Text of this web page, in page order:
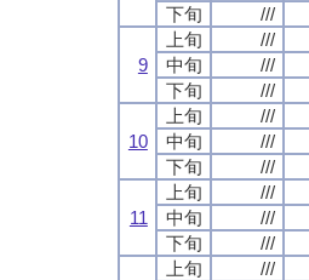
下旬
///
9
上旬 ///
中旬
///
下旬
///
10
上旬 ///
中旬
///
下旬
///
11
上旬 ///
中旬
///
下旬
///
上旬 ///